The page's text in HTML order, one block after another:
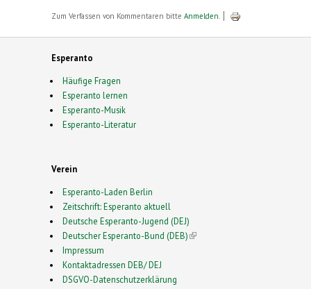
Zum Verfassen von Kommentaren bitte Anmelden
Esperanto
Häufige Fragen
Esperanto lernen
Esperanto-Musik
Esperanto-Literatur
Verein
Esperanto-Laden Berlin
Zeitschrift: Esperanto aktuell
Deutsche Esperanto-Jugend (DEJ)
Deutscher Esperanto-Bund (DEB)(link is external)
Impressum
Kontaktadressen DEB/ DEJ
DSGVO-Datenschutzerklärung